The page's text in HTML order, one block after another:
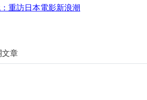
重訪日本電影新浪潮
文章